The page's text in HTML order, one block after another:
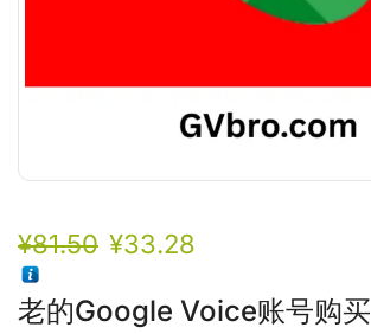
¥81.50 ¥33.28
老的Google Voice账号购买